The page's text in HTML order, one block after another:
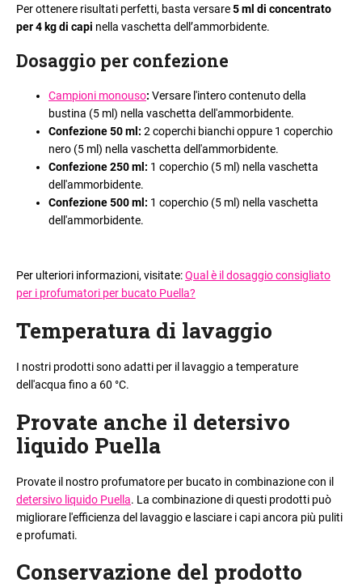
Per ottenere risultati perfetti, basta versare5 ml di concentrato
per 4 kg di capi nella vaschetta dell’ammorbidente.
Dosaggio per confezione
Campioni monouso: Versare l'intero contenuto della
bustina (5 ml) nella vaschetta dell'ammorbidente.
Confezione 50 ml: 2 coperchi bianchi oppure 1 coperchio
nero (5 ml) nella vaschetta dell'ammorbidente.
Confezione 250 ml: 1 coperchio (5 ml) nella vaschetta
dell'ammorbidente.
Confezione 500 ml: 1 coperchio (5 ml) nella vaschetta
dell'ammorbidente.
Per ulteriori informazioni, visitate:Qual è il dosaggio consigliato
per i profumatori per bucato Puella?
Temperatura di lavaggio
I nostri prodotti sono adatti per il lavaggio a temperature
dell'acqua fino a 60 °C.
Provate anche il detersivo
liquido Puella
Provate il nostro profumatore per bucato in combinazione con il
detersivo liquido Puella. La combinazione di questi prodotti può
migliorare l'efficienza del lavaggio e lasciare i capi ancora più puliti
e profumati.
Conservazione del prodotto